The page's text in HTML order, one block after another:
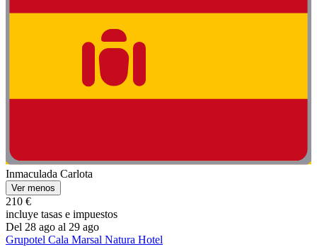
Inmaculada Carlota
Ver menos
210 €
incluye tasas e impuestos
Del 28 ago al 29 ago
Grupotel Cala Marsal Natura Hotel